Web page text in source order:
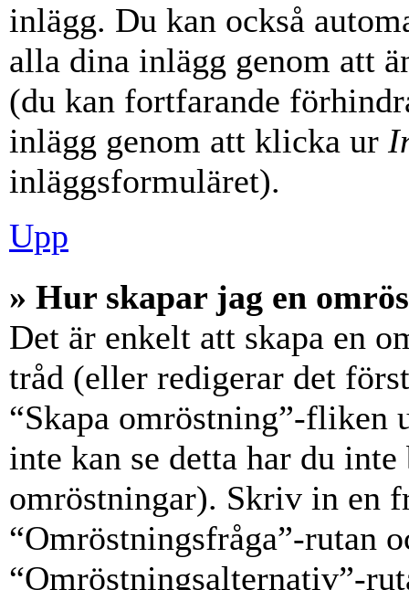
inlägg. Du kan också
alla dina inlägg genom att
(du kan fortfarande
inlägg genom att klicka ur
inläggsformuläret).
Upp
» Hur skapar jag en
Det är enkelt att skapa en
tråd (eller redigerar det
“Skapa omröstning”-fliken
inte kan se detta har du
omröstningar). Skriv in en
“Omröstningsfråga”-rutan
“Omröstningsalternativ”-